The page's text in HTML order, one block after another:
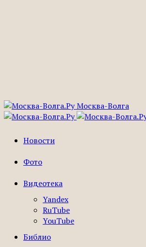
Москва-Волга
Новости
Фото
Видеотека
Yandex
RuTube
YouTube
Библио